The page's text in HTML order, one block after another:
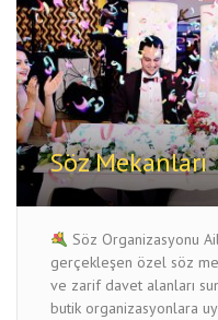
Söz Mekanları
Söz Organizasyonu
gerçekleşen özel söz
ve zarif davet alanları
butik organizasyonlara